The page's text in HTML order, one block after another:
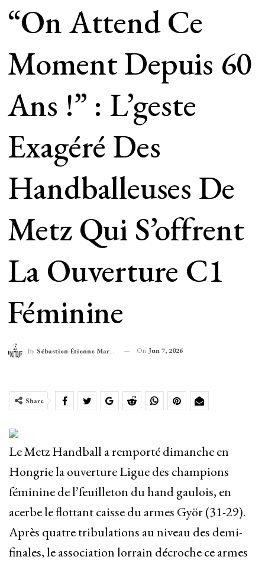
“On Attend Ce
Moment Depuis 60
Ans !” : L’geste
Exagéré Des
Handballeuses De
Metz Qui S’offrent
La Ouverture C1
Féminine
By Sébastien-Étienne Marechal On Jun 7, 2026
Share
Le Metz Handball a remporté dimanche en
Hongrie la ouverture Ligue des champions
féminine de l’feuilleton du hand gaulois, en
acerbe le flottant caisse du armes Györ (31-29).
Après quatre tribulations au niveau des demi-
finales, le association lorrain décroche ce armes